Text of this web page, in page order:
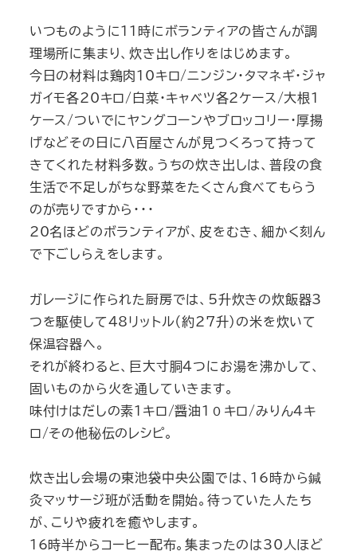
いつものように11時にボランティアの皆さんが調
理場所に集まり、炊き出し作りをはじめます。
今日の材料は鶏肉10キロ/ニンジン・タマネギ・ジャ
ガイモ各20キロ/白菜・キャベツ各2ケース/大根1
ケース/ついでにヤングコーンやブロッコリー・厚揚
げなどその日に八百屋さんが見つくろって持って
きてくれた材料多数。うちの炊き出しは、普段の食
生活で不足しがちな野菜をたくさん食べてもらう
のが売りですから・・・
20名ほどのボランティアが、皮をむき、細かく刻ん
で下ごしらえをします。
ガレージに作られた厨房では、5升炊きの炊飯器3
つを駆使して48リットル（約27升）の米を炊いて
保温容器へ。
それが終わると、巨大寸胴４つにお湯を沸かして、
固いものから火を通していきます。
味付けはだしの素１キロ/醤油１０キロ/みりん４キ
ロ/その他秘伝のレシピ。
炊き出し会場の東池袋中央公園では、16時から鍼
灸マッサージ班が活動を開始。待っていた人たち
が、こりや疲れを癒やします。
16時半からコーヒー配布。集まったのは30人ほど